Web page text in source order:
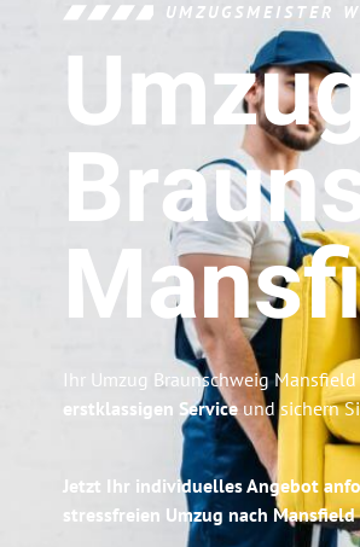
UMZUGSMEISTER
Ihr Umzug Braunschweig
erstklassigen Serviceund sichern
Jetzt Ihr individuelles Angebot
stressfreien Umzug nach Mansfield